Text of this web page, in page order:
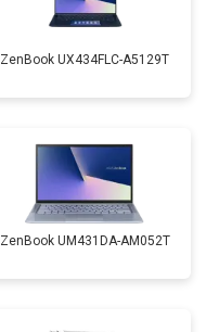
ZenBook UX434FLC-A5129T
ZenBook UM431DA-AM052T